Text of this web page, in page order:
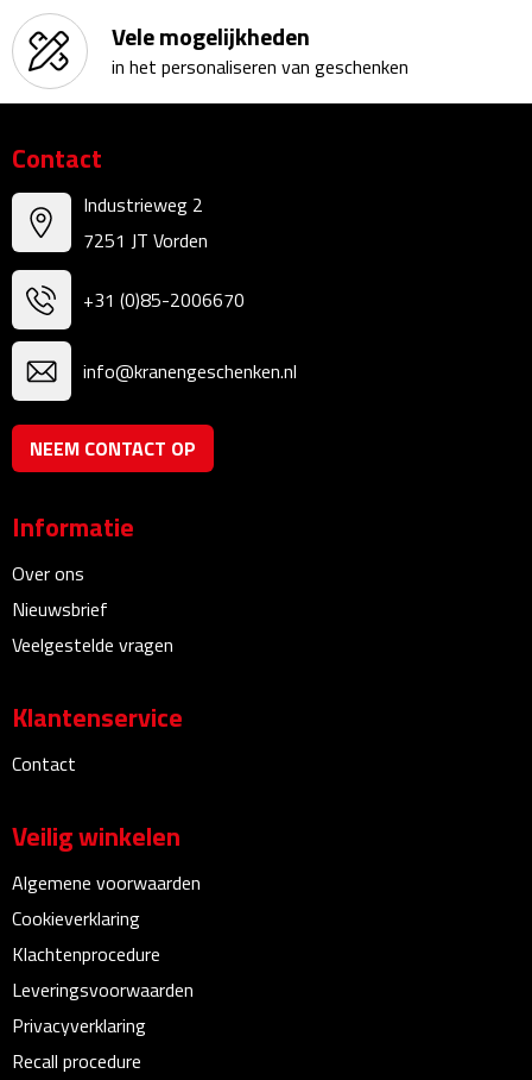
Bureauklokken
Bureaulampen
Bureau onderleggers
Bureau organizers
Bureausets
Bureau ventilatoren
Boekenleggers
Briefopeners
Linialen
Magneten
Puntenslijpers
Rekenmachines
Document- & Schrijfmappen
Documentmappen
Vele mogelijkheden
in het personaliseren van geschenken
Contact
Industrieweg 2
7251 JT Vorden
+31 (0)85-2006670
info@kranengeschenken.nl
NEEM CONTACT OP
Informatie
Over ons
Nieuwsbrief
Veelgestelde vragen
Klantenservice
Contact
Veilig winkelen
Algemene voorwaarden
Cookieverklaring
Klachtenprocedure
Leveringsvoorwaarden
Privacyverklaring
Recall procedure